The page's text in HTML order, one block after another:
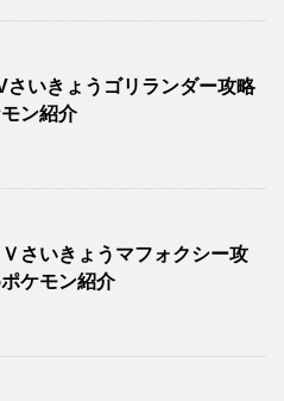
さいきょうゴリランダー攻略
ン紹介
さいきょうマフォクシー攻
ケモン紹介